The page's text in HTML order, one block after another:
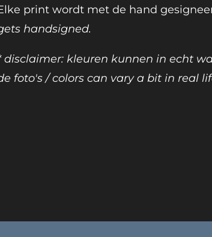
print wordt met de hand
handsigned.
disclaimer: kleuren kunnen in echt
foto's / colors can vary a bit in real